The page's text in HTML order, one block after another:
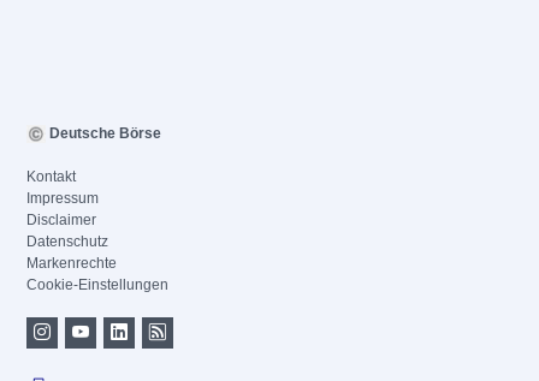
Deutsche Börse
Kontakt
Impressum
Disclaimer
Datenschutz
Markenrechte
Cookie-Einstellungen